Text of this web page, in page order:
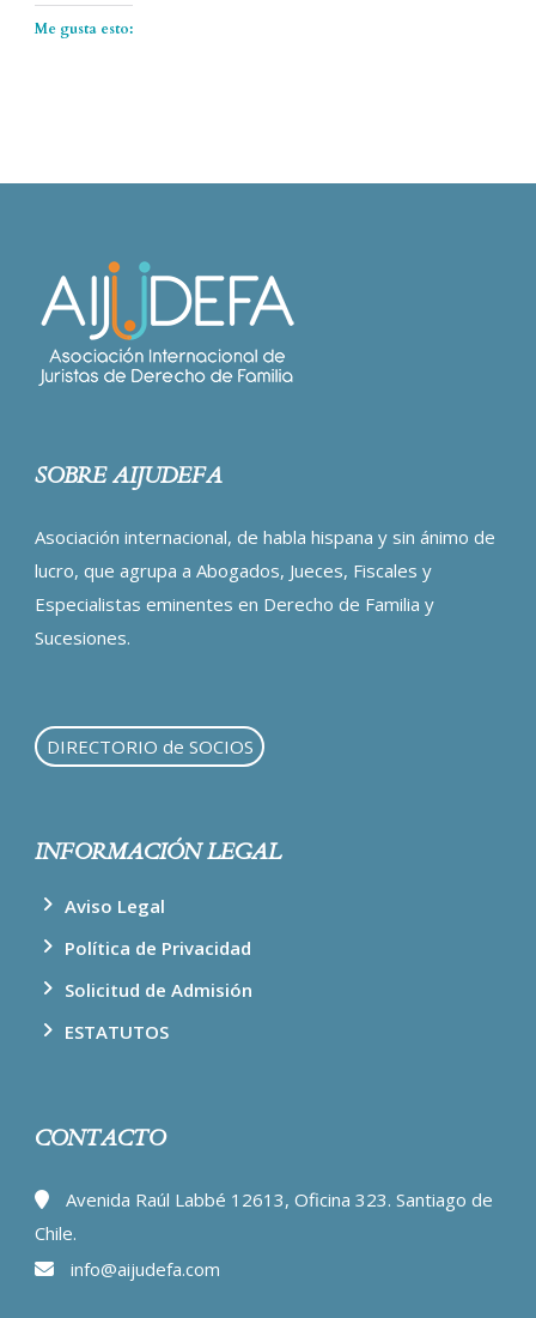
Me gusta esto:
SOBRE AIJUDEFA
Asociación internacional, de habla hispana y sin ánimo de
lucro, que agrupa a Abogados, Jueces, Fiscales y
Especialistas eminentes en Derecho de Familia y
Sucesiones.
DIRECTORIO de SOCIOS
INFORMACIÓN LEGAL
Aviso Legal
Política de Privacidad
Solicitud de Admisión
ESTATUTOS
CONTACTO
Avenida Raúl Labbé 12613, Oficina 323. Santiago de
Chile.
info@aijudefa.com